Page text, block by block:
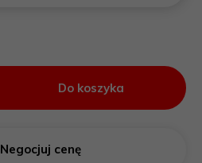
Do koszyka
Negocjuj cenę